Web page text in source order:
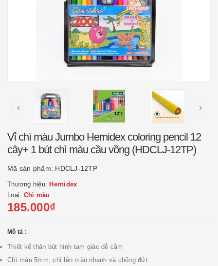
Vỉ chì màu Jumbo Hernidex coloring pencil 12
cây+ 1 bút chì màu cầu vồng (HDCLJ-12TP)
Mã sản phẩm: HDCLJ-12TP
Thương hiệu: Hernidex
Loại: Chì màu
185.000₫
Mô tả :
Thiết kế thân bút hình tam giác dễ cầm
Chì màu 5mm, chì lên màu nhanh và chống đứt